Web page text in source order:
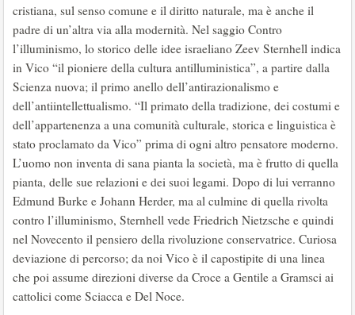
cristiana, sul senso comune e il diritto naturale, ma è anche il
padre di un’altra via alla modernità. Nel saggio Contro
l’illuminismo, lo storico delle idee israeliano Zeev Sternhell indica
in Vico “il pioniere della cultura antilluministica”, a partire dalla
Scienza nuova; il primo anello dell’antirazionalismo e
dell’antiintellettualismo. “Il primato della tradizione, dei costumi e
dell’appartenenza a una comunità culturale, storica e linguistica è
stato proclamato da Vico” prima di ogni altro pensatore moderno.
L’uomo non inventa di sana pianta la società, ma è frutto di quella
pianta, delle sue relazioni e dei suoi legami. Dopo di lui verranno
Edmund Burke e Johann Herder, ma al culmine di quella rivolta
contro l’illuminismo, Sternhell vede Friedrich Nietzsche e quindi
nel Novecento il pensiero della rivoluzione conservatrice. Curiosa
deviazione di percorso; da noi Vico è il capostipite di una linea
che poi assume direzioni diverse da Croce a Gentile a Gramsci ai
cattolici come Sciacca e Del Noce.